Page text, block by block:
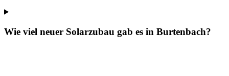
Wie viel neuer Solarzubau gab es in Burtenbach?